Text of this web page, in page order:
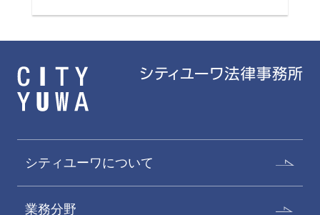
シティユーワについて
業務分野